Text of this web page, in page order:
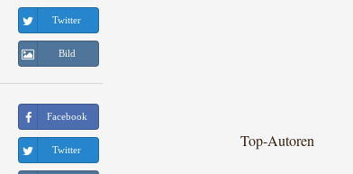
Twitter
Bild
Facebook
Twitter Top-Autoren